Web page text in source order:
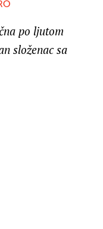
po ljutom
složenac sa